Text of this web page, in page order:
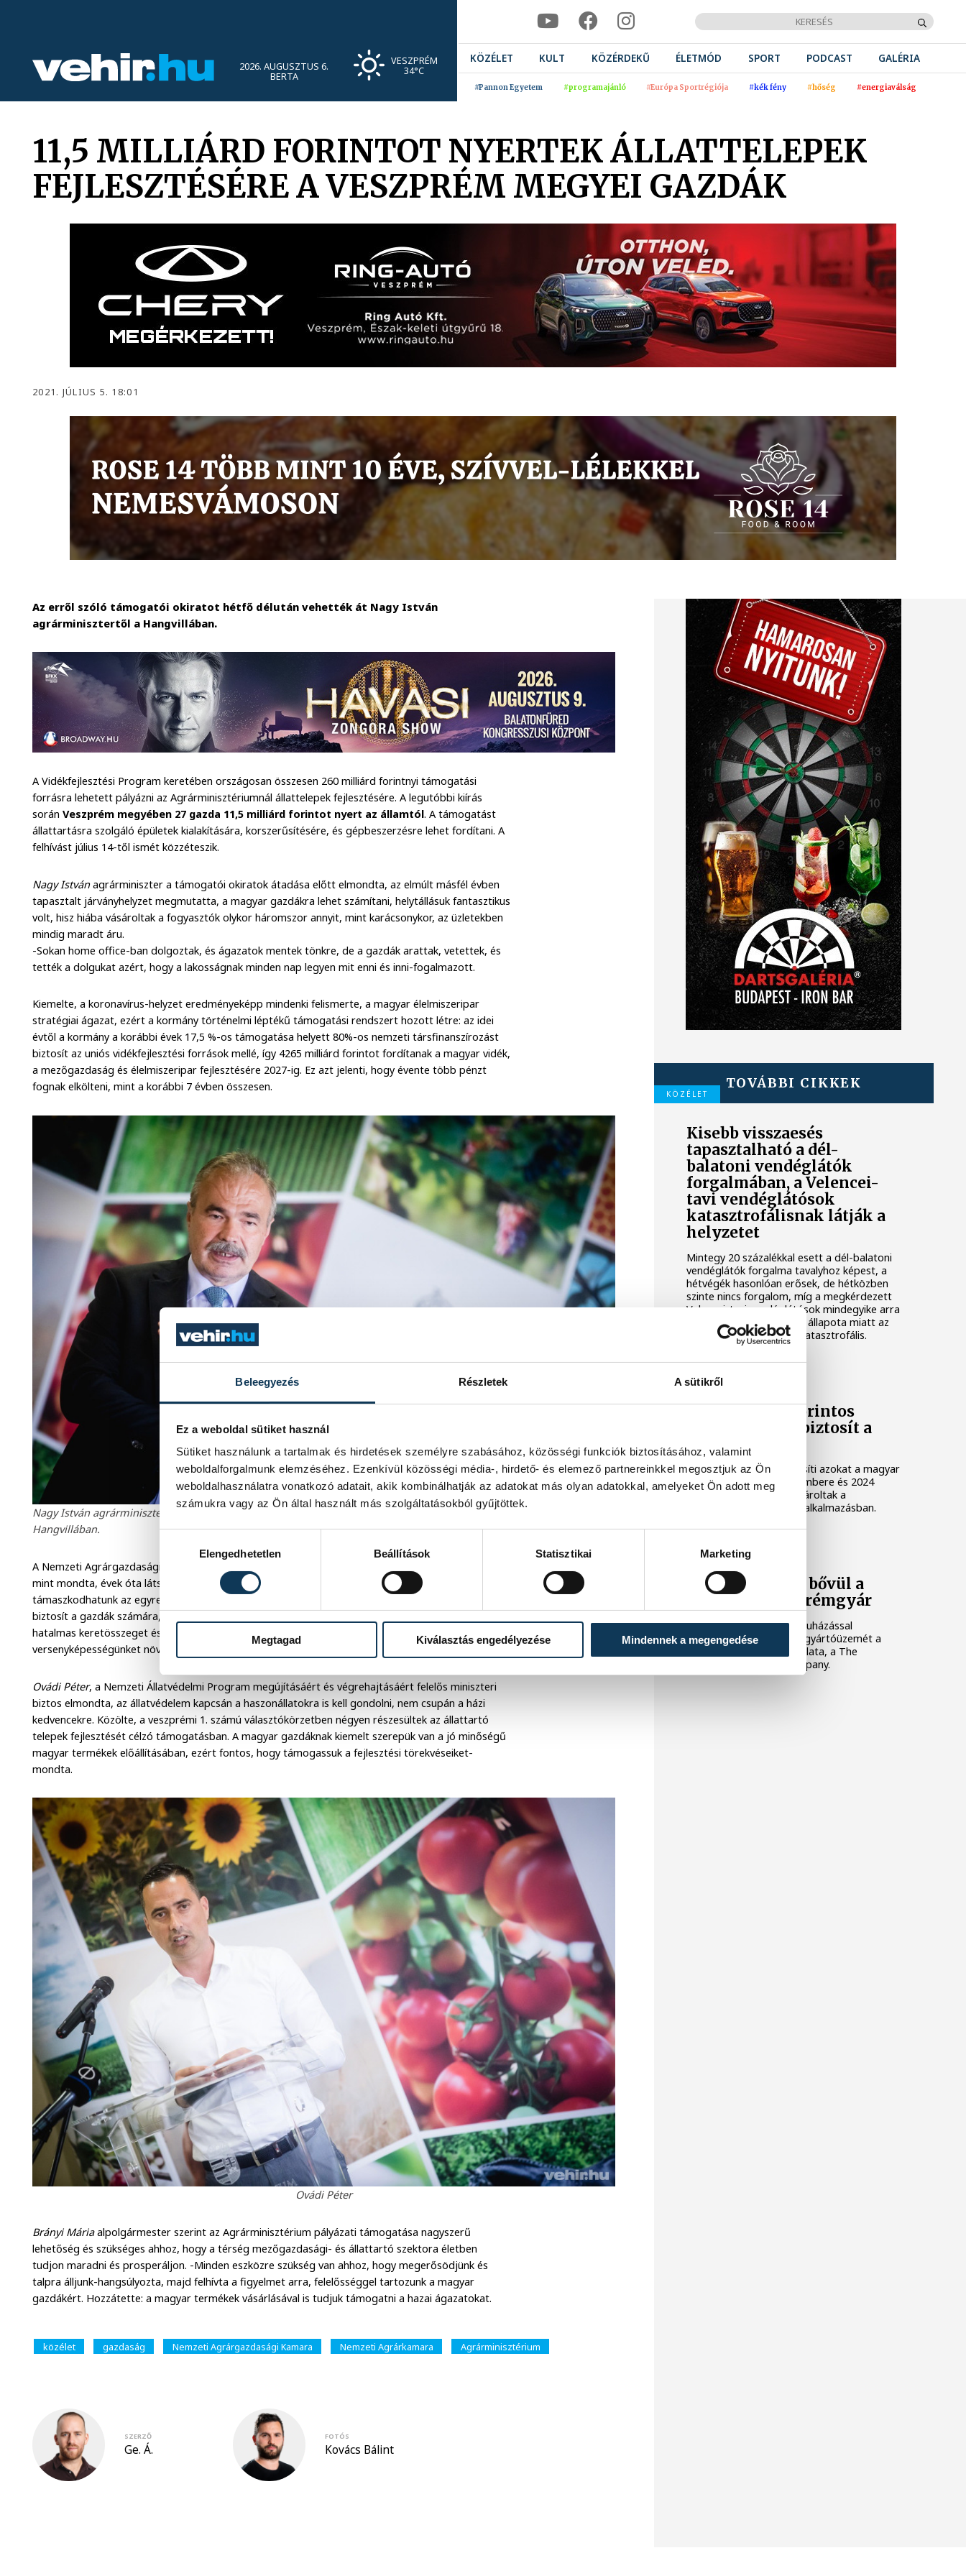
Beleegyezés Részletek A sütikről
Ez a weboldal sütiket használ
Sütiket használunk a tartalmak és hirdetések személyre szabásához, közösségi funkciók biztosításához, valamint
weboldalforgalmunk elemzéséhez. Ezenkívül közösségi média-, hirdető- és elemező partnereinkkel megosztjuk az Ön
weboldalhasználatra vonatkozó adatait, akik kombinálhatják az adatokat más olyan adatokkal, amelyeket Ön adott meg
számukra vagy az Ön által használt más szolgáltatásokból gyűjtöttek.
Elengedhetetlen
Beállítások Statisztikai Marketing
Megtagad Kiválasztás engedélyezése Mindennek a megengedése
2026. AUGUSZTUS 6.
BERTA
VESZPRÉM
34°C
KÖZÉLET KULT KÖZÉRDEKŰ ÉLETMÓD SPORT PODCAST GALÉRIA
#Pannon Egyetem #programajánló #Európa Sportrégiója #kék fény #hőség #energiaválság
11,5 MILLIÁRD FORINTOT NYERTEK ÁLLATTELEPEK
FEJLESZTÉSÉRE A VESZPRÉM MEGYEI GAZDÁK
2021. JÚLIUS 5. 18:01
Az erről szóló támogatói okiratot hétfő délután vehették át Nagy István
agrárminisztertől a Hangvillában.
A Vidékfejlesztési Program keretében országosan összesen 260 milliárd forintnyi támogatási
forrásra lehetett pályázni az Agrárminisztériumnál állattelepek fejlesztésére. A legutóbbi kiírás
soránVeszprém megyében 27 gazda 11,5 milliárd forintot nyert az államtól. A támogatást
állattartásra szolgáló épületek kialakítására, korszerűsítésére, és gépbeszerzésre lehet fordítani. A
felhívást július 14-től ismét közzéteszik.
Nagy Istvánagrárminiszter a támogatói okiratok átadása előtt elmondta, az elmúlt másfél évben
tapasztalt járványhelyzet megmutatta, a magyar gazdákra lehet számítani, helytállásuk fantasztikus
volt, hisz hiába vásároltak a fogyasztók olykor háromszor annyit, mint karácsonykor, az üzletekben
mindig maradt áru.
-Sokan home office-ban dolgoztak, és ágazatok mentek tönkre, de a gazdák arattak, vetettek, és
tették a dolgukat azért, hogy a lakosságnak minden nap legyen mit enni és inni-fogalmazott.
Kiemelte, a koronavírus-helyzet eredményeképp mindenki felismerte, a magyar élelmiszeripar
stratégiai ágazat, ezért a kormány történelmi léptékű támogatási rendszert hozott létre: az idei
évtől a kormány a korábbi évek 17,5 %-os támogatása helyett 80%-os nemzeti társfinanszírozást
biztosít az uniós vidékfejlesztési források mellé, így 4265 milliárd forintot fordítanak a magyar vidék,
a mezőgazdaság és élelmiszeripar fejlesztésére 2027-ig. Ez azt jelenti, hogy évente több pénzt
fognak elkölteni, mint a korábbi 7 évben összesen.
Nagy István agrárminiszter 2021. júlis 5-én adta át az állattartó telepek fejlesztéséről szóló támogatói okiratokat a
Hangvillában.
A Nemzeti Agrárgazdasági Kamara elnöke,
mint mondta, évek óta látszik, hogy csak az unióból érkező agrártámogatásra nem
támaszkodhatunk az egyre kiélesedő versenyben. A kormányzat olyan támogatási lehetőséget
biztosít a gazdák számára, ami példanélküli az Európai Unióban-mondta. Hangsúlyozta, ezt a
hatalmas keretösszeget ésszerűen kell elkölteni, és olyan beruházásokat kell megvalósítani, amely
versenyképességünket növeli és pályán tart minket.
Ovádi Péter, a Nemzeti Állatvédelmi Program megújításáért és végrehajtásáért felelős miniszteri
biztos elmondta, az állatvédelem kapcsán a haszonállatokra is kell gondolni, nem csupán a házi
kedvencekre. Közölte, a veszprémi 1. számú választókörzetben négyen részesültek az állattartó
telepek fejlesztését célzó támogatásban. A magyar gazdáknak kiemelt szerepük van a jó minőségű
magyar termékek előállításában, ezért fontos, hogy támogassuk a fejlesztési törekvéseiket-
mondta.
Ovádi Péter
Brányi Máriaalpolgármester szerint az Agrárminisztérium pályázati támogatása nagyszerű
lehetőség és szükséges ahhoz, hogy a térség mezőgazdasági- és állattartó szektora életben
tudjon maradni és prosperáljon. -Minden eszközre szükség van ahhoz, hogy megerősödjünk és
talpra álljunk-hangsúlyozta, majd felhívta a figyelmet arra, felelősséggel tartozunk a magyar
gazdákért. Hozzátette: a magyar termékek vásárlásával is tudjuk támogatni a hazai ágazatokat.
közélet gazdaság Nemzeti Agrárgazdasági Kamara Nemzeti Agrárkamara Agrárminisztérium
SZERZŐ
Ge. Á.
FOTÓS
Kovács Bálint
TOVÁBBI CIKKEK
KÖZÉLET
Kisebb visszaesés
tapasztalható a dél-
balatoni vendéglátók
forgalmában, a Velencei-
tavi vendéglátósok
katasztrofálisnak látják a
helyzetet
Mintegy 20 százalékkal esett a dél-balatoni
vendéglátók forgalma tavalyhoz képest, a
hétvégék hasonlóan erősek, de hétközben
szinte nincs forgalom, míg a megkérdezett
Velencei-tavi vendéglátósok mindegyike arra
panaszkodott, hogy a tó állapota miatt az
idei esztendő forgalma katasztrofális.
A Temu 2000 forintos
kompenzációt biztosít a
vásárlóknak
A Temu hamarosan értesíti azokat a magyar
ügyfeleit, akik 2023 novembere és 2024
szeptembere között vásároltak a
platformon vagy a mobilalkalmazásban.
Új gyártósorral bővül a
veszprémi jégkrémgyár
Négymilliárd forintos beruházással
modernizálta veszprémi gyártóüzemét a
világ vezető jégkrémvállalata, a The
Magnum Ice Cream Company.